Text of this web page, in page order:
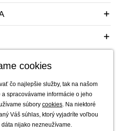
a mim(m)oriadnou starostlivosťou od
2011
cookies
čo najlepšie služby, tak na našom
spracovávame informácie o jeho
súbory cookies. Na niektoré
Váš súhlas, ktorý vyjadríte voľbou
nijako nezneužívame.